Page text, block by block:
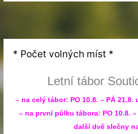
* Počet volných míst *
Letní tábor
– na celý tábor: PO 10.8. – PÁ
– na první půlku tábora: PO 10.8. –
další dvě slečny